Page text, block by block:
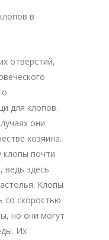
отверстий,
для клопов.
они
хозяина.
клопы почти
ведь здесь
Клопы
со скоростью
но они могут
Их